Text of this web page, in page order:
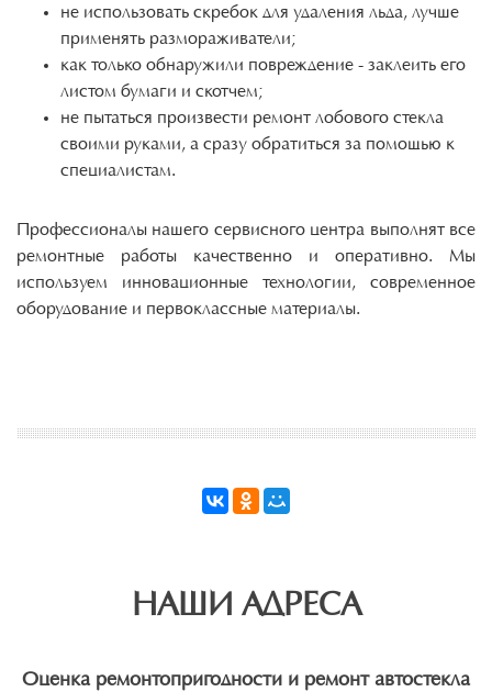
не использовать скребок для удаления льда, лучше
применять размораживатели;
как только обнаружили повреждение - заклеить его
листом бумаги и скотчем;
не пытаться произвести ремонт лобового стекла
своими руками, а сразу обратиться за помощью к
специалистам.
Профессионалы нашего сервисного центра выполнят все
ремонтные работы качественно и оперативно. Мы
используем инновационные технологии, современное
оборудование и первоклассные материалы.
НАШИ АДРЕСА
Оценка ремонтопригодности и ремонт автостекла